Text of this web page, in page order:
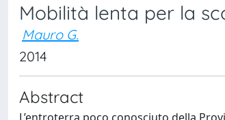
Mobilità lenta per la
Mauro G.
2014
Abstract